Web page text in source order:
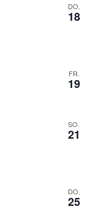
DO.
18
FR.
19
SO.
21
DO.
25